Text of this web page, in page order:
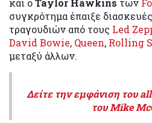
και οTaylor Hawkins των
συγκρότημα έπαιξε
τραγουδιών από τους Led
David Bowie, Queen, Rolling
μεταξύ άλλων.
Δείτε την εμφάνιση του
του Mike